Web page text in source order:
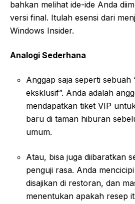
bahkan melihat ide-ide Anda
versi final. Itulah esensi dari
Windows Insider.
Analogi Sederhana
Anggap saja seperti sebuah
eksklusif”. Anda adalah
mendapatkan tiket VIP
baru di taman hiburan
umum.
Atau, bisa juga diibaratkan
penguji rasa. Anda
disajikan di restoran, dan
menentukan apakah resep